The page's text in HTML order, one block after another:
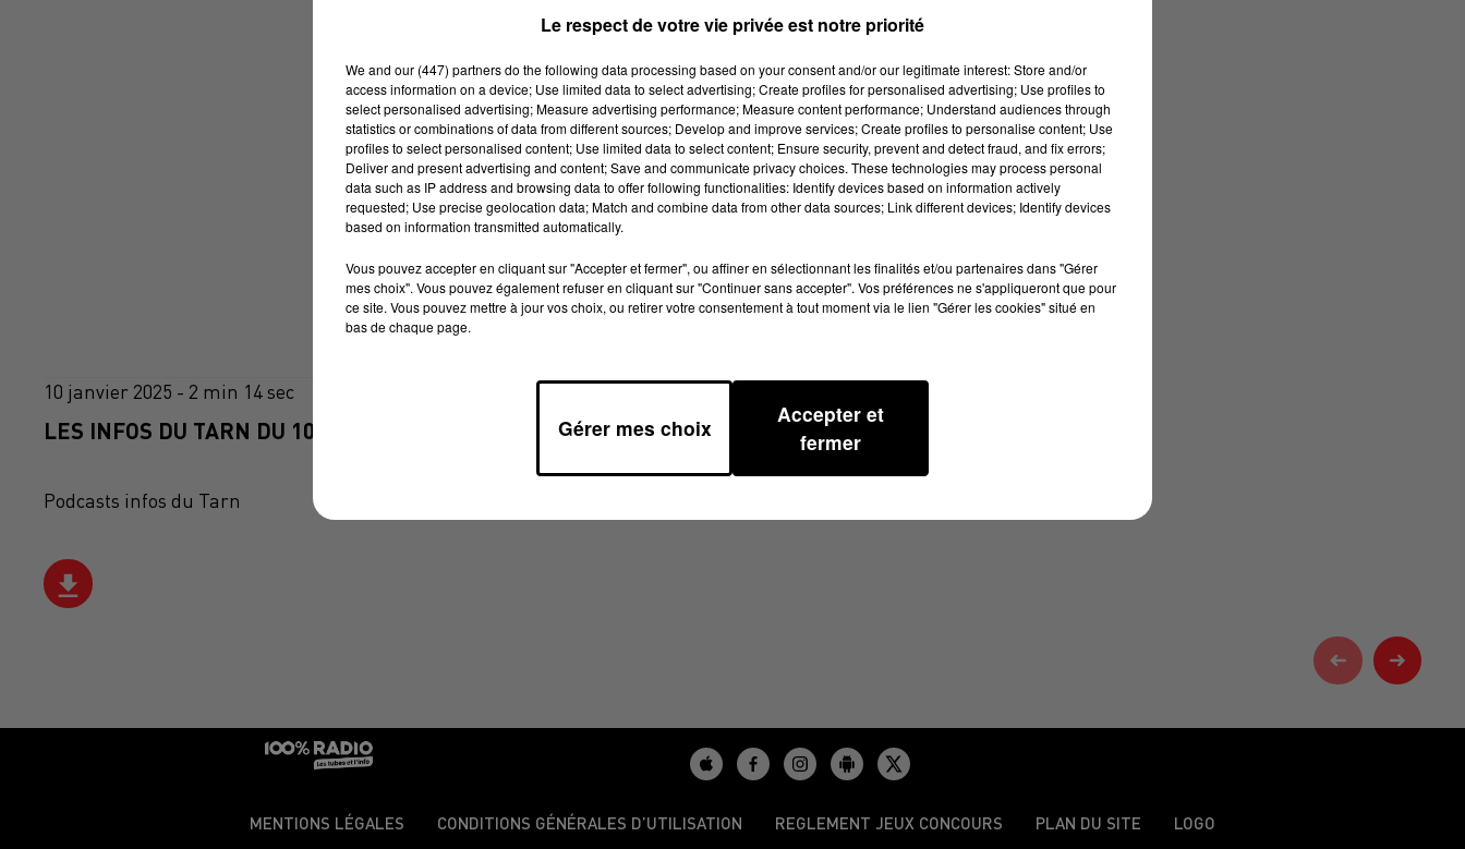
10 janvier 2025 - 2 min 14 sec
LES INFOS DU TARN DU 10/01/2025 À 12H00
Podcasts infos du Tarn
MENTIONS LÉGALES CONDITIONS GÉNÉRALES D’UTILISATION REGLEMENT JEUX CONCOURS PLAN DU SITE LOGO
Le respect de votre vie privée est notre priorité
We and our (447) partnersdo the following data processing based on your consent and/or our legitimate interest: Store and/or
access information on a device; Use limited data to select advertising; Create profiles for personalised advertising; Use profiles to
select personalised advertising; Measure advertising performance; Measure content performance; Understand audiences through
statistics or combinations of data from different sources; Develop and improve services; Create profiles to personalise content; Use
profiles to select personalised content; Use limited data to select content; Ensure security, prevent and detect fraud, and fix errors;
Deliver and present advertising and content; Save and communicate privacy choices. These technologies may process personal
data such as IP address and browsing data to offer following functionalities: Identify devices based on information actively
requested; Use precise geolocation data; Match and combine data from other data sources; Link different devices; Identify devices
based on information transmitted automatically.
Vous pouvez accepter en cliquant sur "Accepter et fermer", ou affiner en sélectionnant les finalités et/ou partenaires dans "Gérer
mes choix". Vous pouvez également refuser en cliquant sur "Continuer sans accepter". Vos préférences ne s'appliqueront que pour
ce site. Vous pouvez mettre à jour vos choix, ou retirer votre consentement à tout moment via le lien "Gérer les cookies" situé en
bas de chaque page.
Gérer mes choix
Accepter et
fermer